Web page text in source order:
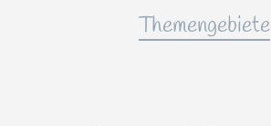
Themengebiete